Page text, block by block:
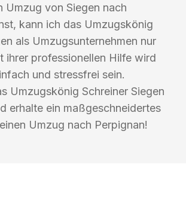
Umzug von Siegen nach
kann ich das Umzugskönig
als Umzugsunternehmen nur
ihrer professionellen Hilfe wird
und stressfrei sein.
Umzugskönig Schreiner Siegen
erhalte ein maßgeschneidertes
Umzug nach Perpignan!